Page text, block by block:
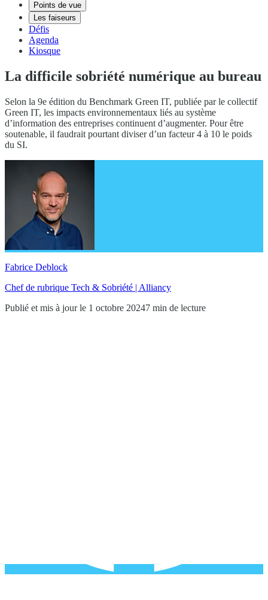
Points de vue
Les faiseurs
Défis
Agenda
Kiosque
La difficile sobriété numérique au bureau
Selon la 9e édition du Benchmark Green IT, publiée par le collectif
Green IT, les impacts environnementaux liés au système
d’information des entreprises continuent d’augmenter. Pour être
soutenable, il faudrait pourtant diviser d’un facteur 4 à 10 le poids
du SI.
Fabrice Deblock
Chef de rubrique Tech & Sobriété | Alliancy
Publié et mis à jour le 1 octobre 20247 min de lecture